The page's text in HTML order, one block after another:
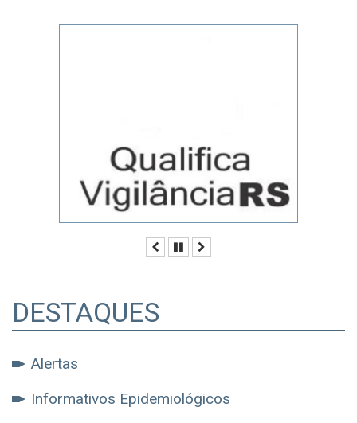
AnteriorPausar
DESTAQUES
Alertas
Informativos Epidemiológicos